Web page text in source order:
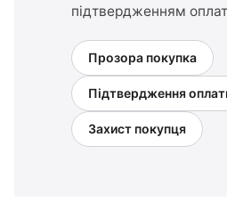
підтвердженням
Прозора покупка
Підтвердження
Захист покупця